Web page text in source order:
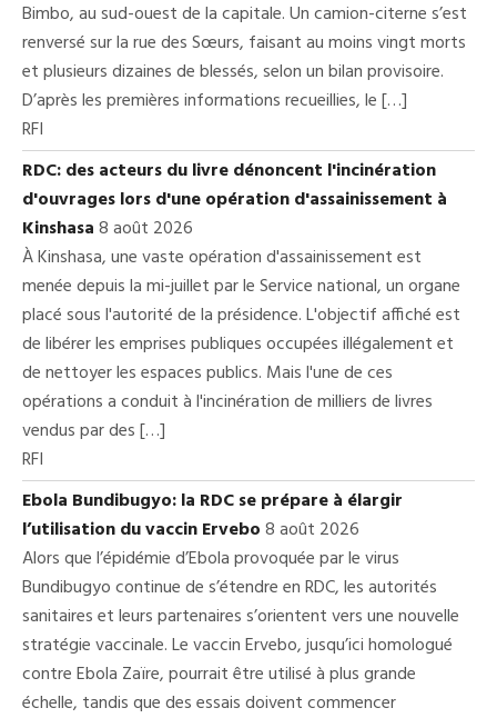
Bimbo, au sud-ouest de la capitale. Un camion-citerne s’est
renversé sur la rue des Sœurs, faisant au moins vingt morts
et plusieurs dizaines de blessés, selon un bilan provisoire.
D’après les premières informations recueillies, le […]
RFI
RDC: des acteurs du livre dénoncent l'incinération
d'ouvrages lors d'une opération d'assainissement à
Kinshasa8 août 2026
À Kinshasa, une vaste opération d'assainissement est
menée depuis la mi-juillet par le Service national, un organe
placé sous l'autorité de la présidence. L'objectif affiché est
de libérer les emprises publiques occupées illégalement et
de nettoyer les espaces publics. Mais l'une de ces
opérations a conduit à l'incinération de milliers de livres
vendus par des […]
RFI
Ebola Bundibugyo: la RDC se prépare à élargir
l’utilisation du vaccin Ervebo8 août 2026
Alors que l’épidémie d’Ebola provoquée par le virus
Bundibugyo continue de s’étendre en RDC, les autorités
sanitaires et leurs partenaires s’orientent vers une nouvelle
stratégie vaccinale. Le vaccin Ervebo, jusqu’ici homologué
contre Ebola Zaïre, pourrait être utilisé à plus grande
échelle, tandis que des essais doivent commencer